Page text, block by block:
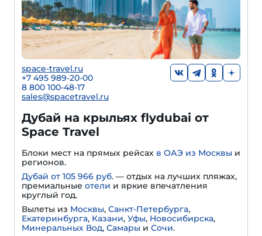
space-travel.ru
+7 495 989-20-00
8 800 100-48-17
sales@spacetravel.ru
Дубай на крыльях flydubai от
Space Travel
Блоки мест на прямых рейсах в ОАЭ из Москвы и
регионов.
Дубай от 105 966 руб. — отдых на лучших пляжах,
премиальные отели и яркие впечатления
круглый год.
Вылеты из Москвы, Санкт-Петербурга,
Екатеринбурга, Казани, Уфы, Новосибирска,
Минеральных Вод, Самары и Сочи.